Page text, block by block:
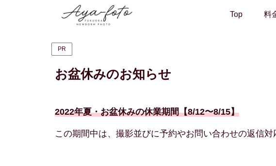
Top 料
PR
お盆休みのお知らせ
2022年夏・お盆休みの休業期間【8/12〜8/15】
この期間中は、撮影並びに予約やお問い合わせの返信対